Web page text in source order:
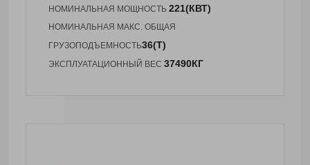
НОМИНАЛЬНАЯ МОЩНОСТЬ221(КВТ)
НОМИНАЛЬНАЯ МАКС. ОБЩАЯ
ГРУЗОПОДЪЕМНОСТЬ36(Т)
ЭКСПЛУАТАЦИОННЫЙ ВЕС37490КГ